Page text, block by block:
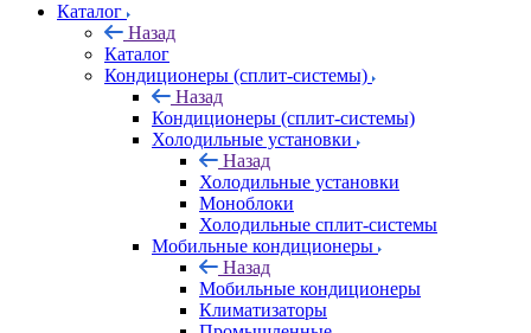
Каталог
Назад
Каталог
Кондиционеры (сплит-системы)
Назад
Кондиционеры (сплит-системы)
Холодильные установки
Назад
Холодильные установки
Моноблоки
Холодильные сплит-системы
Мобильные кондиционеры
Назад
Мобильные кондиционеры
Климатизаторы